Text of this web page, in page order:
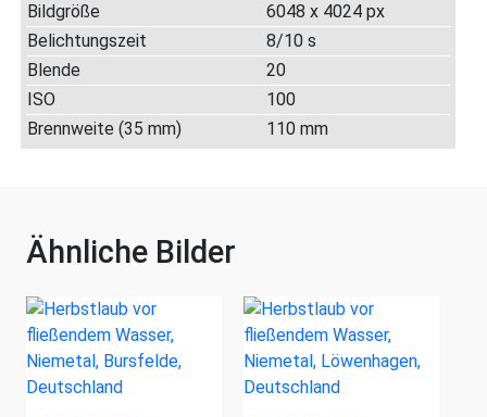
Bildgröße
6048 x 4024 px
Belichtungszeit
8/10 s
Blende
20
ISO
100
Brennweite (35 mm)
110 mm
Ähnliche Bilder